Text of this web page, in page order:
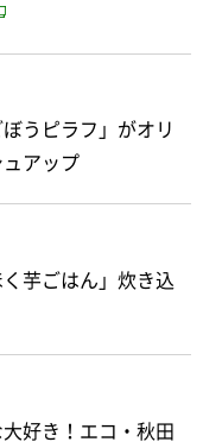
うピラフ」がオリ
アップ
く芋ごはん」炊き込
大好き！エコ・秋田